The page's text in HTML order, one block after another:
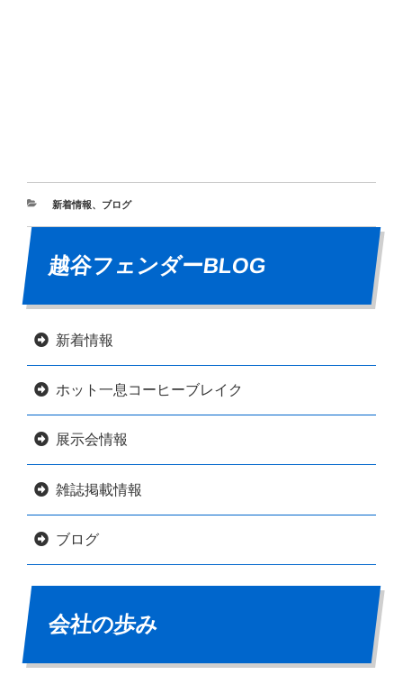
新着情報、 ブログ
越谷フェンダーBLOG
新着情報
ホット一息コーヒーブレイク
展示会情報
雑誌掲載情報
ブログ
会社の歩み